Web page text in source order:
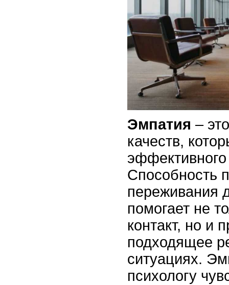
Эмпатия –
качеств,
эффективного
Способность
переживания
помогает не
контакт, но и
подходящее
ситуациях.
психологу